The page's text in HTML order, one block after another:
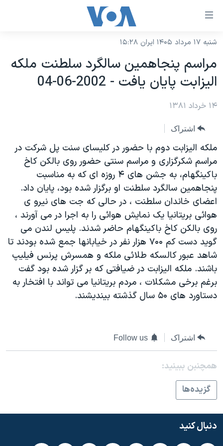
لینکهای
دسترسی
جهش
به
محتوای
اصلی
صفحه
اصلی
جهش
به
جستجو
نسخه سبک وب‌سایت
موضوع ها
ایران
آمریکا
جهان
ورزشی
گزیده‌ها
ویژه برنامه‌ها
ویدیوها
فرهنگ و زندگی
حقوق شهروندی
اقتصادی
علم و فناوری
آرشیو پخش زنده
برنامه های تلویزیونی
جدول برنامه ها
صفحه‌های ویژه
جام جهانی ۲۰۲۶
عملیات خشم حماسی
۲۵۰سالگی آمریکا
بایگانی برنامه‌های تلویزیونی
مستندها
انتخابات ریاست جمهوری آمریکا ۲۰۲۴
حمله جمهوری اسلامی به اسرائیل
رمز مهسا
مجموعه مستندهای دادخواهی
چهل سال گروگان‌گیری
اعتراضات مردمی آبان ۹۸
فرکانس‌های صدای آمریکا
پخش رادیویی
یادگیری زبان انگلیسی
دنبال کنید
زبانهای مختلف
شنبه ۱۷ مرداد ۱۴۰۵ ایران ۱۵:۲۸
مراسم پنجاهمين سالگرد سلطنت ملکه
اليزابت پايان يافت - 2002-06-04
۱۴ خرداد ۱۳۸۱
اشتراک
ملکه اليزابت دوم با حضور در کليسای سنت پل شرکت در
مراسم شکرگزاری و مراسم سنتی حضور روی بالکن کاخ
باکينگهام، به جشن های ۴ روزه ای که به مناسبت
پنجاهمين سالگرد سلطنت او برگزار شده بود، پايان داد.
اعضای خاندان سلطنت ، در حالی که جت های نيرو ی
هوائی بريتانيا يک نمايش هوائی را به اجرا در می آورند ،
روی بالکن کاخ باکينگهام حاضر شدند. پليس لندن می
گويد دست کم ۷۰۰ هزار نفر در خيابانها جمع شده بودند تا
شاهد عبور کالسکه طلائی ملکه و همسرش پرنس فيليپ
باشند. ملکه اليزابت در ضيافتی که بر گزار شده بود گفت
برغم برخی مشکلات ، مردم بريتانيا می تواند با افتخار به
دستاورد های ۵۰ سال گذشته بينديشند.
اشتراک Follow us
همچنبن ببینید:
گزيده‌ها
دنبال کنید